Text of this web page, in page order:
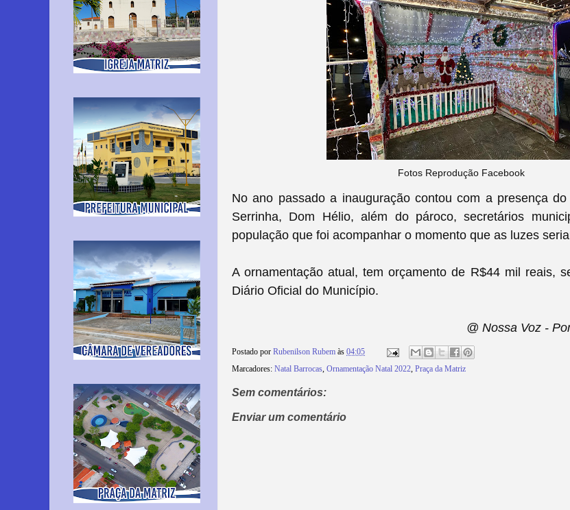
Fotos Reprodução Facebook
No ano passado a inauguração contou com a presença do
Serrinha, Dom Hélio, além do pároco,secretários
população que foi acompanhar o momento que as luzes
A ornamentação atual, tem orçamento de R$44 mil reais,
Diário Oficial do Município.
@ Nossa Voz -
Postado por Rubenilson Rubem às 04:05
Marcadores: Natal Barrocas, Ornamentação Natal 2022, Praça da Matriz
Sem comentários:
Enviar um comentário